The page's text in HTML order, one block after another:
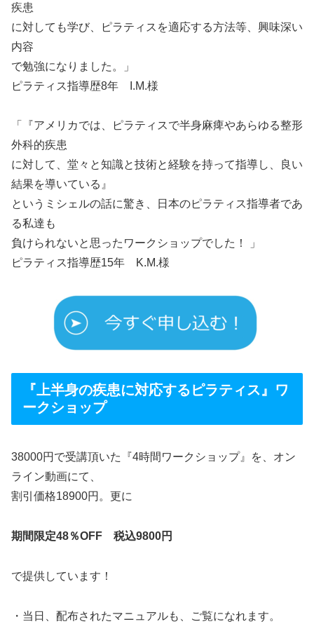
疾患
に対しても学び、ピラティスを適応する方法等、興味深い
内容
で勉強になりました。」
ピラティス指導歴8年 I.M.様
「『アメリカでは、ピラティスで半身麻痺やあらゆる整形
外科的疾患
に対して、堂々と知識と技術と経験を持って指導し、良い
結果を導いている』
というミシェルの話に驚き、日本のピラティス指導者であ
る私達も
負けられないと思ったワークショップでした！ 」
ピラティス指導歴15年 K.M.様
『上半身の疾患に対応するピラティス』ワ
ークショップ
38000円で受講頂いた『4時間ワークショップ』を、オン
ライン動画にて、
割引価格18900円。更に
期間限定48％OFF 税込9800円
で提供しています！
・当日、配布されたマニュアルも、ご覧になれます。